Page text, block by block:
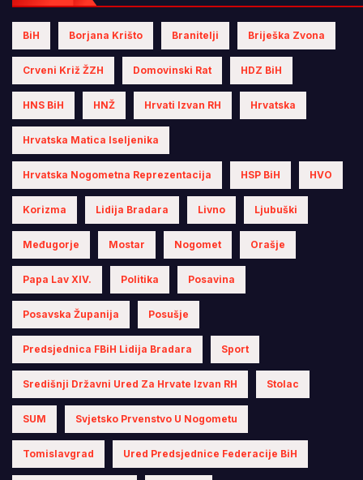
BiH Borjana Krišto Branitelji Briješka Zvona
Crveni Križ ŽZH Domovinski Rat HDZ BiH
HNS BiH HNŽ Hrvati Izvan RH Hrvatska
Hrvatska Matica Iseljenika
Hrvatska Nogometna Reprezentacija HSP BiH HVO
Korizma Lidija Bradara Livno Ljubuški
Međugorje Mostar Nogomet Orašje
Papa Lav XIV. Politika Posavina
Posavska Županija Posušje
Predsjednica FBiH Lidija Bradara Sport
Središnji Državni Ured Za Hrvate Izvan RH Stolac
SUM Svjetsko Prvenstvo U Nogometu
Tomislavgrad Ured Predsjednice Federacije BiH